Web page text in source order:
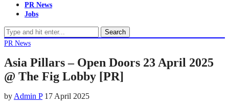
PR News
Jobs
Search
PR News
Asia Pillars – Open Doors 23 April 2025
@ The Fig Lobby [PR]
by Admin P 17 April 2025